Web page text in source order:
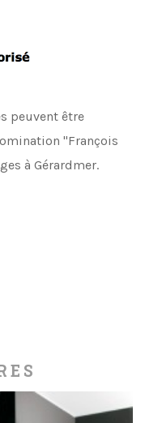
peuvent être
"François
à Gérardmer.